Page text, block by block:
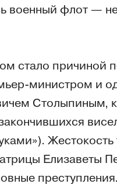
военный флот —
стало причиной
министром и
Столыпиным,
Елизаветы